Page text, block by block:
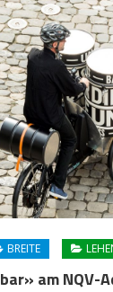
BREITE
am NQV-